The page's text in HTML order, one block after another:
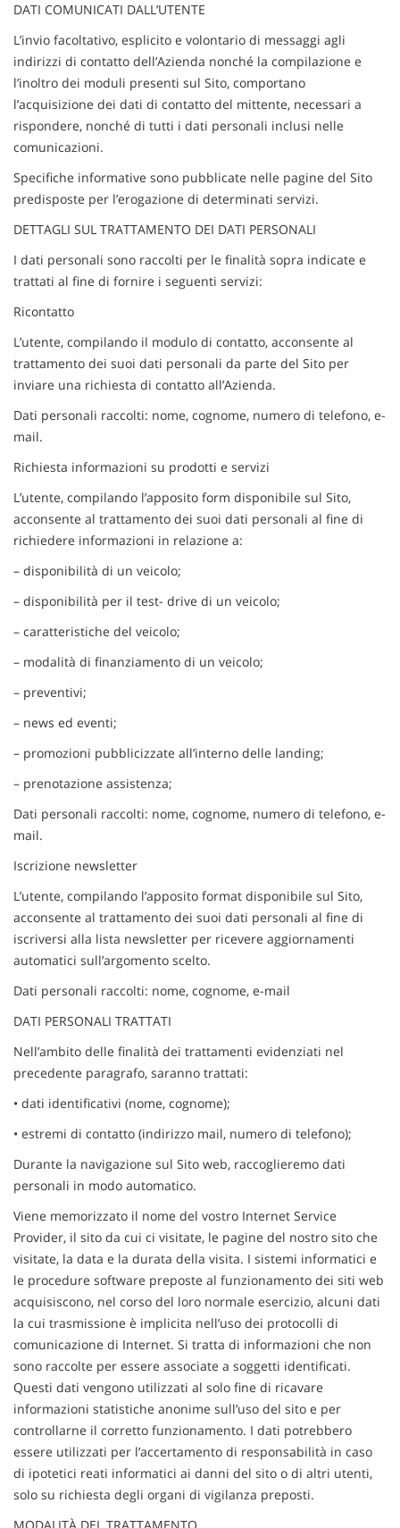
DATI COMUNICATI DALL’UTENTE
L’invio facoltativo, esplicito e volontario di messaggi agli
indirizzi di contatto dell’Azienda nonché la compilazione e
l’inoltro dei moduli presenti sul Sito, comportano
l’acquisizione dei dati di contatto del mittente, necessari a
rispondere, nonché di tutti i dati personali inclusi nelle
comunicazioni.
Specifiche informative sono pubblicate nelle pagine del Sito
predisposte per l’erogazione di determinati servizi.
DETTAGLI SUL TRATTAMENTO DEI DATI PERSONALI
I dati personali sono raccolti per le finalità sopra indicate e
trattati al fine di fornire i seguenti servizi:
Ricontatto
L’utente, compilando il modulo di contatto, acconsente al
trattamento dei suoi dati personali da parte del Sito per
inviare una richiesta di contatto all’Azienda.
Dati personali raccolti: nome, cognome, numero di telefono, e-
mail.
Richiesta informazioni su prodotti e servizi
L’utente, compilando l’apposito form disponibile sul Sito,
acconsente al trattamento dei suoi dati personali al fine di
richiedere informazioni in relazione a:
– disponibilità di un veicolo;
– disponibilità per il test- drive di un veicolo;
– caratteristiche del veicolo;
– modalità di finanziamento di un veicolo;
– preventivi;
– news ed eventi;
– promozioni pubblicizzate all’interno delle landing;
– prenotazione assistenza;
Dati personali raccolti: nome, cognome, numero di telefono, e-
mail.
Iscrizione newsletter
L’utente, compilando l’apposito format disponibile sul Sito,
acconsente al trattamento dei suoi dati personali al fine di
iscriversi alla lista newsletter per ricevere aggiornamenti
automatici sull’argomento scelto.
Dati personali raccolti: nome, cognome, e-mail
DATI PERSONALI TRATTATI
Nell’ambito delle finalità dei trattamenti evidenziati nel
precedente paragrafo, saranno trattati:
• dati identificativi (nome, cognome);
• estremi di contatto (indirizzo mail, numero di telefono);
Durante la navigazione sul Sito web, raccoglieremo dati
personali in modo automatico.
Viene memorizzato il nome del vostro Internet Service
Provider, il sito da cui ci visitate, le pagine del nostro sito che
visitate, la data e la durata della visita. I sistemi informatici e
le procedure software preposte al funzionamento dei siti web
acquisiscono, nel corso del loro normale esercizio, alcuni dati
la cui trasmissione è implicita nell’uso dei protocolli di
comunicazione di Internet. Si tratta di informazioni che non
sono raccolte per essere associate a soggetti identificati.
Questi dati vengono utilizzati al solo fine di ricavare
informazioni statistiche anonime sull’uso del sito e per
controllarne il corretto funzionamento. I dati potrebbero
essere utilizzati per l’accertamento di responsabilità in caso
di ipotetici reati informatici ai danni del sito o di altri utenti,
solo su richiesta degli organi di vigilanza preposti.
si
rimanda
alla
cookie
policy.
Puoi
rivedere
modificare
le
tue
scelte
in
momento.
Cookie necessari
Cookie delle preferenze
Cookie per il miglioramento dell'esperienza utente
Cookie analitici
la
policy
le
impostazioni